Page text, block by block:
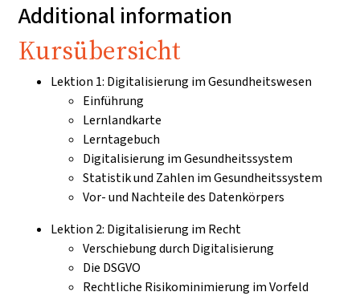
Additional information
Kursübersicht
Lektion 1: Digitalisierung im Gesundheitswesen
Einführung
Lernlandkarte
Lerntagebuch
Digitalisierung im Gesundheitssystem
Statistik und Zahlen im Gesundheitssystem
Vor- und Nachteile des Datenkörpers
Lektion 2: Digitalisierung im Recht
Verschiebung durch Digitalisierung
Die DSGVO
Rechtliche Risikominimierung im Vorfeld